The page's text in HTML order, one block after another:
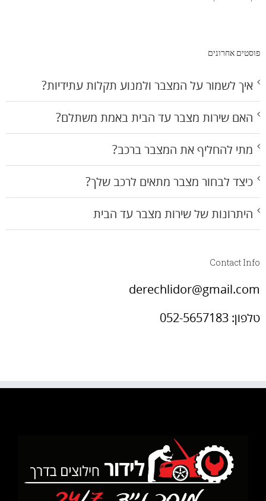
פוסטים אחרונים
איך לשמור על המצבר ולמנוע תקלות עתידיות?
האם שירות מצבר עד הבית באמת משתלם?
מתי להחליף את המצבר ברכב?
כיצד לבחור מצבר מתאים לרכב שלך?
היתרונות של שירות מצבר עד הבית
Contact Info
derechlidor@gmail.com
טלפון: 052-5657183